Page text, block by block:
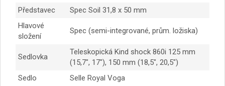
Představec
Spec Soil 31,8 x 50 mm
Hlavové
složení
Spec (semi-integrované, prům. ložiska)
Sedlovka
Teleskopická Kind shock 860i 125 mm
(15,7″, 17″), 150 mm (18,5″, 20,5″)
Sedlo
Selle Royal Voga